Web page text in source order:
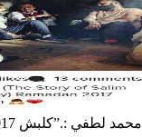
محمد لطفي :.”كلبش 2017”